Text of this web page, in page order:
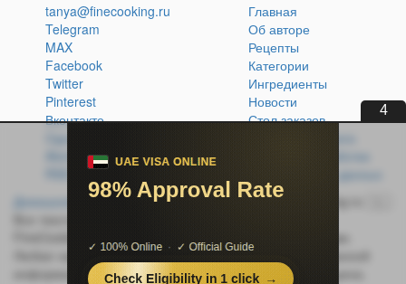
3
tanya@finecooking.ru
Telegram
MAX
Facebook
Twitter
Pinterest
Вконтакте
Одноклассники
Главная
Об авторе
Рецепты
Категории
Ингредиенты
Новости
Стол заказов
Кулинарная книга
Политика обработки
персональных данных
Домашняя кухня без проблем© 2014-2026 FineCooking.ru
Все тексты и фотографии, опубликованные на сайте
FineCooking.ru, защищены законом об авторском праве.
Любая частичная или полная перепечатка опубликованной
информации без активной ссылки на источник запрещена.